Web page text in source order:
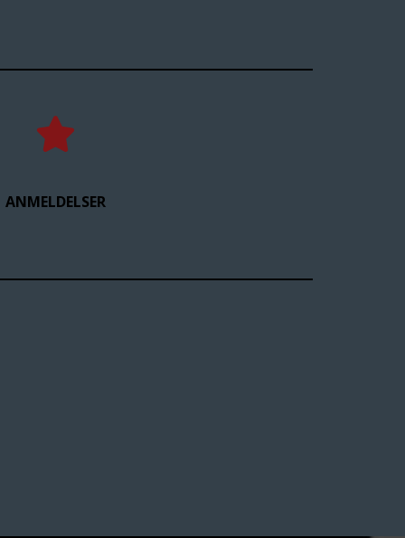
ANMELDELSER